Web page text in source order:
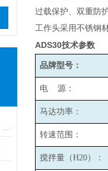
过载保护、双重防
工作头采用不锈钢
ADS30技术参数
品牌型号：
电 源：
马达功率：
转速范围：
搅拌量（H20）：